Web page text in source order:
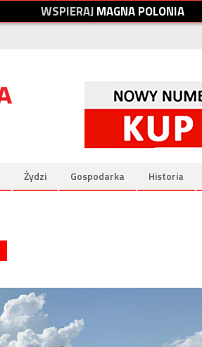
WSPIERAJMAGNAPOLONIA
Żydzi Gospodarka Historia